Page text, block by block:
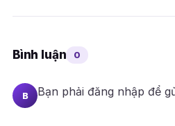
Bình luận 0
B Bạn phải đăng nhập để